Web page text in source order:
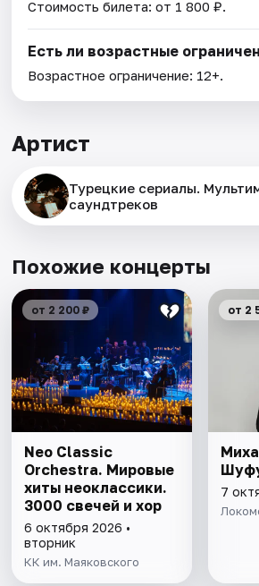
Стоимость билета: от 1 800 ₽.
Есть ли возрастные
Возрастное ограничение: 12+.
Артист
Турецкие сериалы.
саундтреков
Похожие концерты
от 2 200 ₽
Neo Classic
Orchestra. Мировые
хиты неоклассики.
3000 свечей и хор
6 октября 2026 •
вторник
КК им. Маяковского
от 2
7